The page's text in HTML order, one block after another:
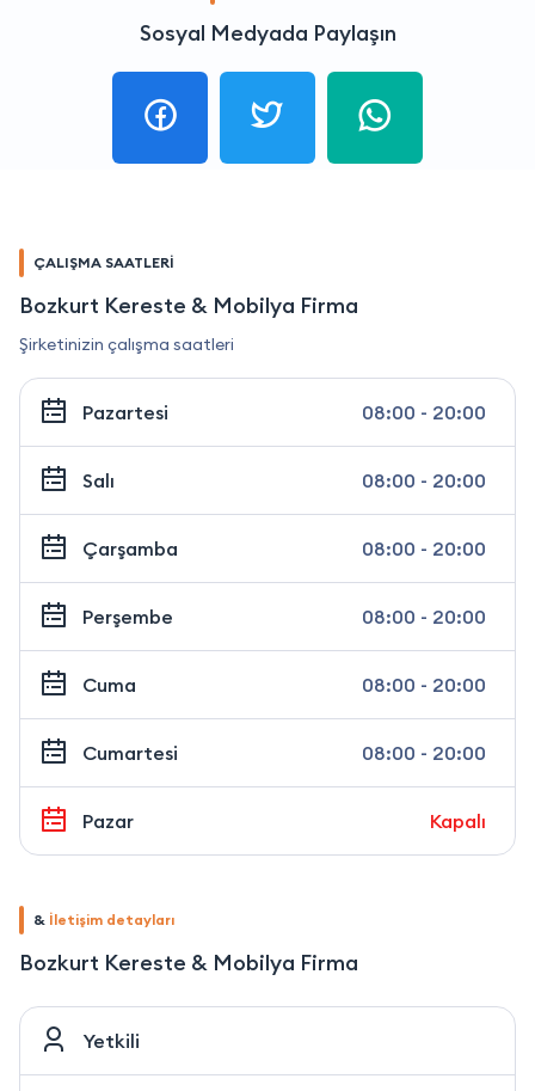
Sosyal Medyada Paylaşın
ÇALIŞMA SAATLERİ
Bozkurt Kereste & Mobilya Firma
Şirketinizin çalışma saatleri
Pazartesi 08:00 - 20:00
Salı 08:00 - 20:00
Çarşamba 08:00 - 20:00
Perşembe 08:00 - 20:00
Cuma 08:00 - 20:00
Cumartesi 08:00 - 20:00
Pazar Kapalı
& İletişim detayları
Bozkurt Kereste & Mobilya Firma
Yetkili